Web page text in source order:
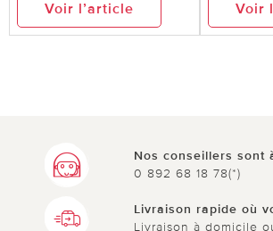
Voir l’article Voir
Nos conseillers sont
0 892 68 18 78(*)
Livraison rapide où
Livraison à domicile